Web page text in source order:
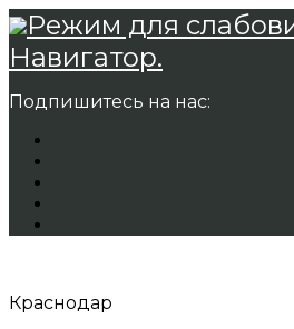
Режим для
Навигатор.
Подпишитесь на нас:
Краснодар